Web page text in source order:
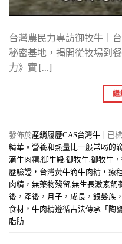
台灣農民力專訪御牧牛｜
秘密基地，揭開從牧場到
力》實 […]
繼
發佈於產銷履歷CAS台灣牛 已
精華。營養和熱量比一般常喝的
滴牛肉精,御牛殿,御牧牛,御牧牛
歷驗證，台灣黃牛滴牛肉精，療
肉精，無藥物殘留,無生長激素飼
後，產後，月子，成長，銀髮族
食材，牛肉精遵循古法傳承「陶
脂肪